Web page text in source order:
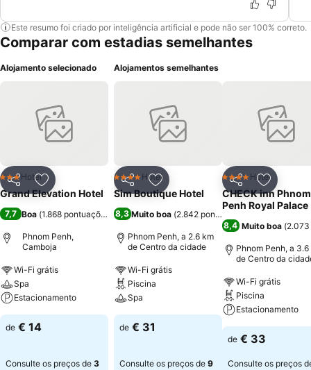
Este resumo foi criado por inteligência artificial e pode não ser 100% correto.
Comparar com estadias semelhantes
Alojamento selecionado
PartilharAdicionar aos favoritos
3 Estrelas
Hotel
Grand Elevation Hotel
7,7 Boa (1.868 pontuações
Phnom Penh,
Camboja
Wi-Fi grátis
Spa
Estacionamento
de € 14
Consulte os preços de 3
Alojamentos semelhantes
PartilharAdicionar aos favoritos
4 EstrelasHotel
Sim Boutique Hotel
8,3Muito boa (2.842 pontuações
Phnom Penh, a 2.6 km
de Centro da cidade
Wi-Fi grátis
Piscina
Spa
de € 31
Consulte os preços de 9
Partilhar
4 EstrelasHotel
CHECK inn Phnom
Penh Royal Palace
8,4 Muito boa (2.073
Phnom Penh, a 3.6
de Centro da
Wi-Fi grátis
Piscina
Estacionamento
de € 33
Consulte os preços